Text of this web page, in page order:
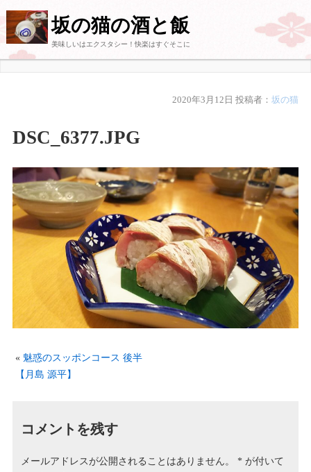
坂の猫の酒と飯
美味しいはエクスタシー！快楽はすぐそこに
2020年3月12日 投稿者：坂の猫
DSC_6377.JPG
« 魅惑のスッポンコース 後半
【月島 源平】
コメントを残す
メールアドレスが公開されることはありません。 * が付いて